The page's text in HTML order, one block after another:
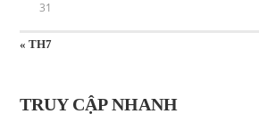
31
« TH7
TRUY CẬP NHANH